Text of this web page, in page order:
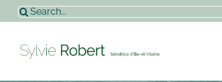
Passer
au
Rechercher: